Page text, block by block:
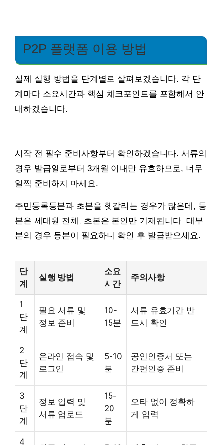
P2P 플랫폼 이용 방법
실제 실행 방법을 단계별로 살펴보겠습니다. 각 단
계마다 소요시간과 핵심 체크포인트를 포함해서 안
내하겠습니다.
시작 전 필수 준비사항부터 확인하겠습니다. 서류의
경우 발급일로부터 3개월 이내만 유효하므로, 너무
일찍 준비하지 마세요.
주민등록등본과 초본을 헷갈리는 경우가 많은데, 등
본은 세대원 전체, 초본은 본인만 기재됩니다. 대부
분의 경우 등본이 필요하니 확인 후 발급받으세요.
단
계
실행 방법
소요
시간
주의사항
1
단
계
필요 서류 및
정보 준비
10-
15분
서류 유효기간 반
드시 확인
2
단
계
온라인 접속 및
로그인
5-10
분
공인인증서 또는
간편인증 준비
3
단
계
정보 입력 및
서류 업로드
15-
20
분
오타 없이 정확하
게 입력
4